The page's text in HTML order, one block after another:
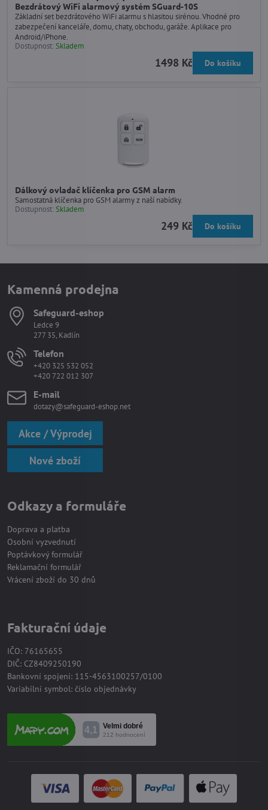
Bezdrátový WiFi alarmový systém SGuard-10S
Základní set bezdrátového WiFi alarmu s hlasitou sirénou. Vhodné pro
zabezpečení kanceláře, domu, chaty, obchodu, garáže. Aplikace pro
Android/iPhone.
Dostupnost:Skladem
1498 Kč Do košíku
Dálkový ovladač klíčenka pro GSM alarm
Samostatná klíčenka pro GSM alarmy z naší nabídky.
Dostupnost:Skladem
249 Kč Do košíku
Kamenná prodejna
Safeguard-eshop
Ledce 9
277 35, Kadlín
Telefon
+420 325 532 052
+420 722 012 307
E-mail
dotazy@safeguard-eshop.net
Akce / Výprodej
Nové zboží
Odkazy a formuláře
Doprava a platba
Osobní vyzvednutí
Poptávkový formulář
Reklamační formulář
Vrácení zboží do 30 dnů
Fakturační údaje
IČO: 76165655
DIČ: CZ8409250190
Bankovní spojení: 115-4563100257/0100
Variabilní symbol: číslo objednávky